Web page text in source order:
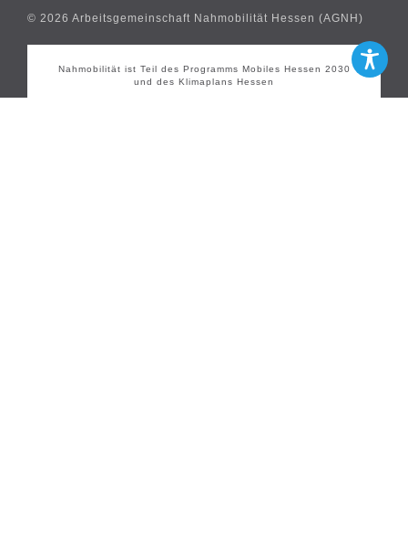
© 2026 Arbeitsgemeinschaft Nahmobilität Hessen (AGNH)
Nahmobilität ist Teil des Programms Mobiles Hessen 2030
und des Klimaplans Hessen